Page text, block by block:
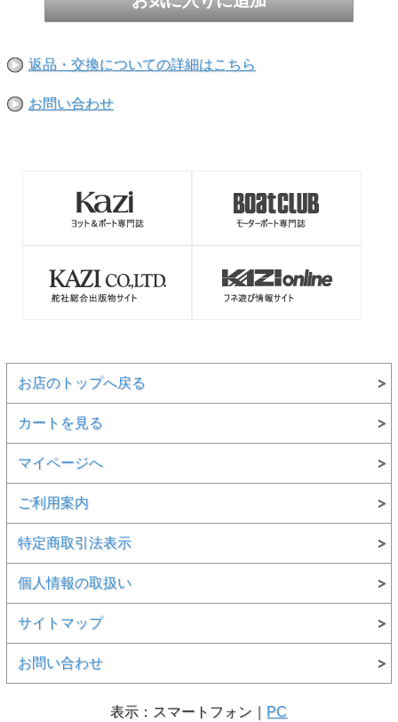
返品・交換についての詳細はこちら
お問い合わせ
お店のトップへ戻る
カートを見る
マイページへ
ご利用案内
特定商取引法表示
個人情報の取扱い
サイトマップ
お問い合わせ
表示：スマートフォン｜ PC